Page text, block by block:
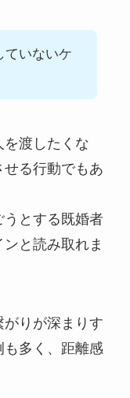
ていないケ
渡したくな
る行動でもあ
うとする既婚者
と読み取れま
りが深まりす
も多く、距離感